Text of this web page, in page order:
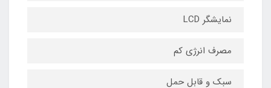
نمایشگر LCD
مصرف انرژی کم
سبک و قابل حمل